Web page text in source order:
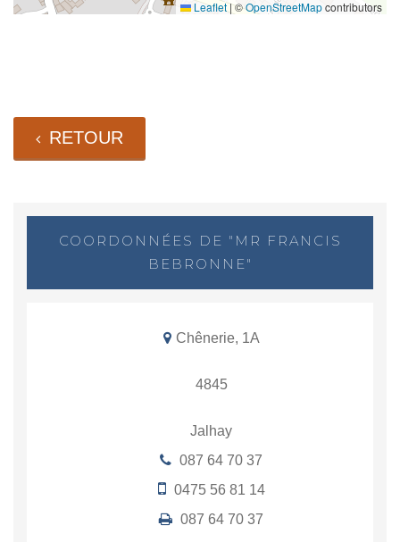
Leaflet|©OpenStreetMapcontributors
RETOUR
COORDONNÉES DE "MR FRANCIS
BEBRONNE"
Chênerie, 1A
4845
Jalhay
087 64 70 37
0475 56 81 14
087 64 70 37